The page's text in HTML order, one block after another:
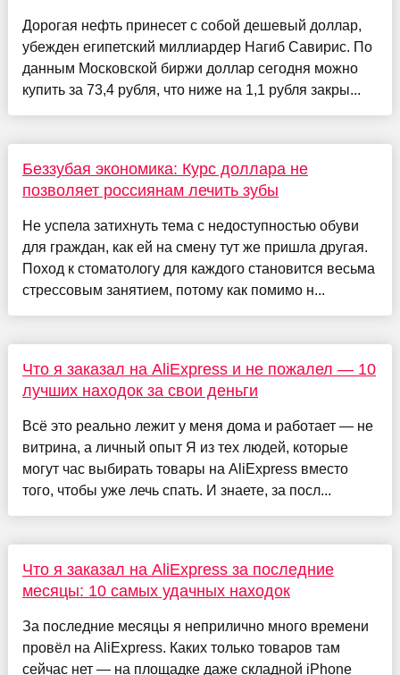
Дорогая нефть принесет с собой дешевый доллар,
убежден египетский миллиардер Нагиб Савирис. По
данным Московской биржи доллар сегодня можно
купить за 73,4 рубля, что ниже на 1,1 рубля закры...
Беззубая экономика: Курс доллара не
позволяет россиянам лечить зубы
Не успела затихнуть тема с недоступностью обуви
для граждан, как ей на смену тут же пришла другая.
Поход к стоматологу для каждого становится весьма
стрессовым занятием, потому как помимо н...
Что я заказал на AliExpress и не пожалел — 10
лучших находок за свои деньги
Всё это реально лежит у меня дома и работает — не
витрина, а личный опыт Я из тех людей, которые
могут час выбирать товары на AliExpress вместо
того, чтобы уже лечь спать. И знаете, за посл...
Что я заказал на AliExpress за последние
месяцы: 10 самых удачных находок
За последние месяцы я неприлично много времени
провёл на AliExpress. Каких только товаров там
сейчас нет — на площадке даже складной iPhone